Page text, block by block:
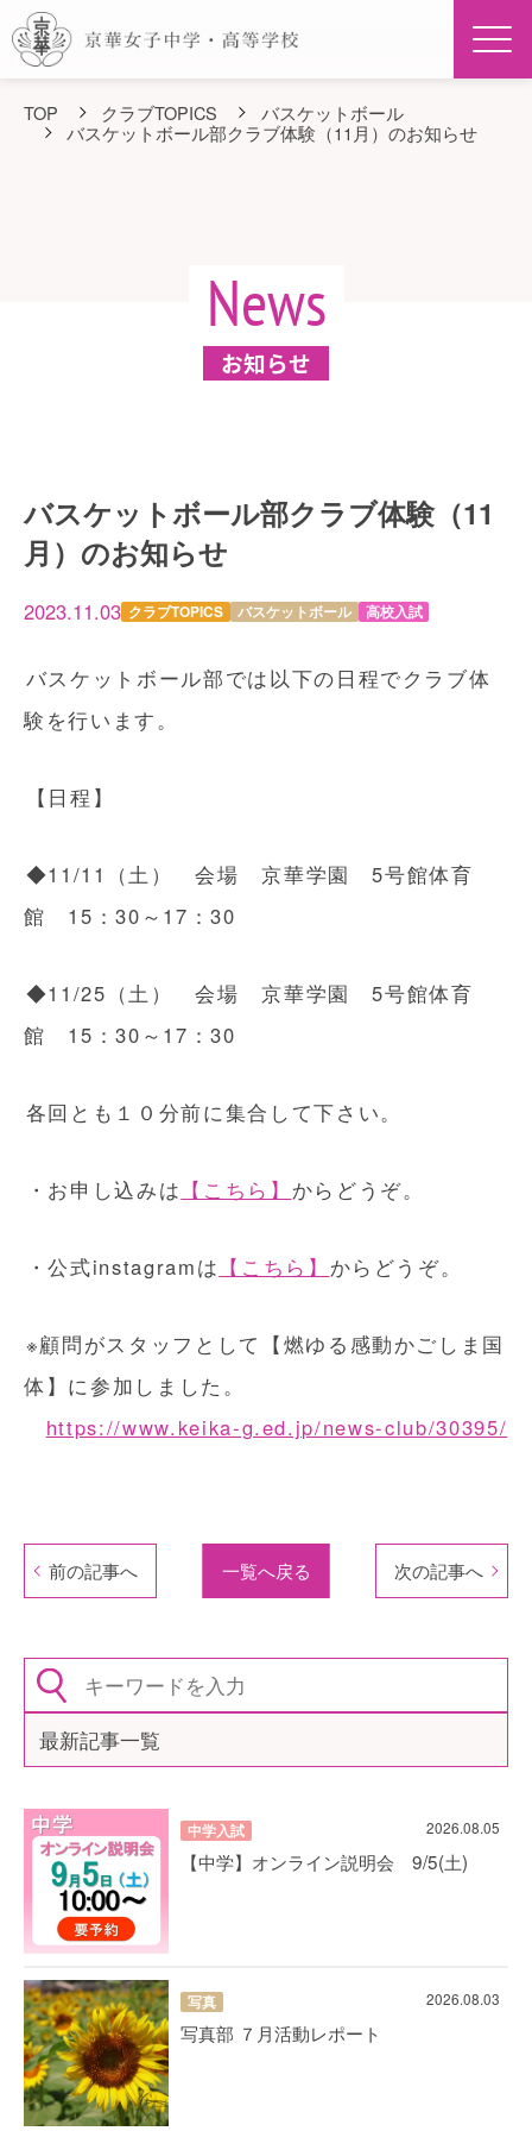
TOP クラブTOPICS
バスケットボール
バスケットボール部クラブ体験（11月）のお知らせ
News
お知らせ
バスケットボール部クラブ体験（11
月）のお知らせ
2023.11.03 クラブTOPICS バスケットボール 高校入試
バスケットボール部では以下の日程でクラブ体
験を行います。
【日程】
◆11/11（土） 会場 京華学園 5号館体育
館 15：30～17：30
◆11/25（土） 会場 京華学園 5号館体育
館 15：30～17：30
各回とも１０分前に集合して下さい。
・お申し込みは 【こちら】 からどうぞ。
・公式instagramは 【こちら】 からどうぞ。
※顧問がスタッフとして【燃ゆる感動かごしま国
体】に参加しました。
https://www.keika-g.ed.jp/news-club/30395/
前の記事へ 一覧へ戻る 次の記事へ
最新記事一覧
中学入試 2026.08.05
【中学】オンライン説明会 9/5(土)
写真 2026.08.03
写真部 ７月活動レポート